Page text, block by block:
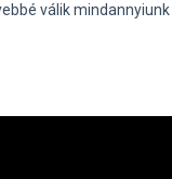
válik mindannyiunk